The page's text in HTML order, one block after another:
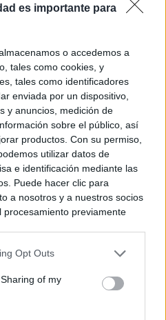
es importante para
o accedemos a
tales como cookies, y
tales como identificadores
enviada por un dispositivo,
y anuncios, medición de
sobre el público, así
productos. Con su permiso,
utilizar datos de
e identificación mediante las
Puede hacer clic para
a nosotros y a nuestros socios
procesamiento previamente
en cuenta que algún
tiene el derecho de
preferencias se aplicarán
Opt Outs
of my